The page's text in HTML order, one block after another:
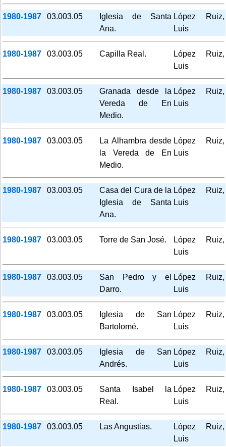
1980-1987 03.003.05
Iglesia de Santa
Ana.
López Ruiz,
Luis
1980-1987 03.003.05 Capilla Real.
López Ruiz,
Luis
1980-1987 03.003.05
Granada desde la
Vereda de En
Medio.
López Ruiz,
Luis
1980-1987 03.003.05
La Alhambra desde
la Vereda de En
Medio.
López Ruiz,
Luis
1980-1987 03.003.05
Casa del Cura de la
Iglesia de Santa
Ana.
López Ruiz,
Luis
1980-1987 03.003.05 Torre de San José.
López Ruiz,
Luis
1980-1987 03.003.05
San Pedro y el
Darro.
López Ruiz,
Luis
1980-1987 03.003.05
Iglesia de San
Bartolomé.
López Ruiz,
Luis
1980-1987 03.003.05
Iglesia de San
Andrés.
López Ruiz,
Luis
1980-1987 03.003.05
Santa Isabel la
Real.
López Ruiz,
Luis
1980-1987 03.003.05 Las Angustias.
López Ruiz,
Luis